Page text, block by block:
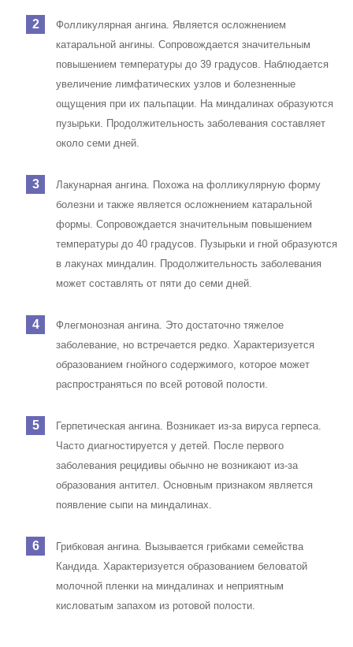
Фолликулярная ангина. Является осложнением
катаральной ангины. Сопровождается значительным
повышением температуры до 39 градусов. Наблюдается
увеличение лимфатических узлов и болезненные
ощущения при их пальпации. На миндалинах образуются
пузырьки. Продолжительность заболевания составляет
около семи дней.
Лакунарная ангина. Похожа на фолликулярную форму
болезни и также является осложнением катаральной
формы. Сопровождается значительным повышением
температуры до 40 градусов. Пузырьки и гной образуются
в лакунах миндалин. Продолжительность заболевания
может составлять от пяти до семи дней.
Флегмонозная ангина. Это достаточно тяжелое
заболевание, но встречается редко. Характеризуется
образованием гнойного содержимого, которое может
распространяться по всей ротовой полости.
Герпетическая ангина. Возникает из-за вируса герпеса.
Часто диагностируется у детей. После первого
заболевания рецидивы обычно не возникают из-за
образования антител. Основным признаком является
появление сыпи на миндалинах.
Грибковая ангина. Вызывается грибками семейства
Кандида. Характеризуется образованием беловатой
молочной пленки на миндалинах и неприятным
кисловатым запахом из ротовой полости.